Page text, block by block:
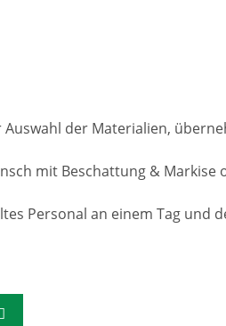
der Materialien,
mit Beschattung & Markise
Personal an einem Tag und